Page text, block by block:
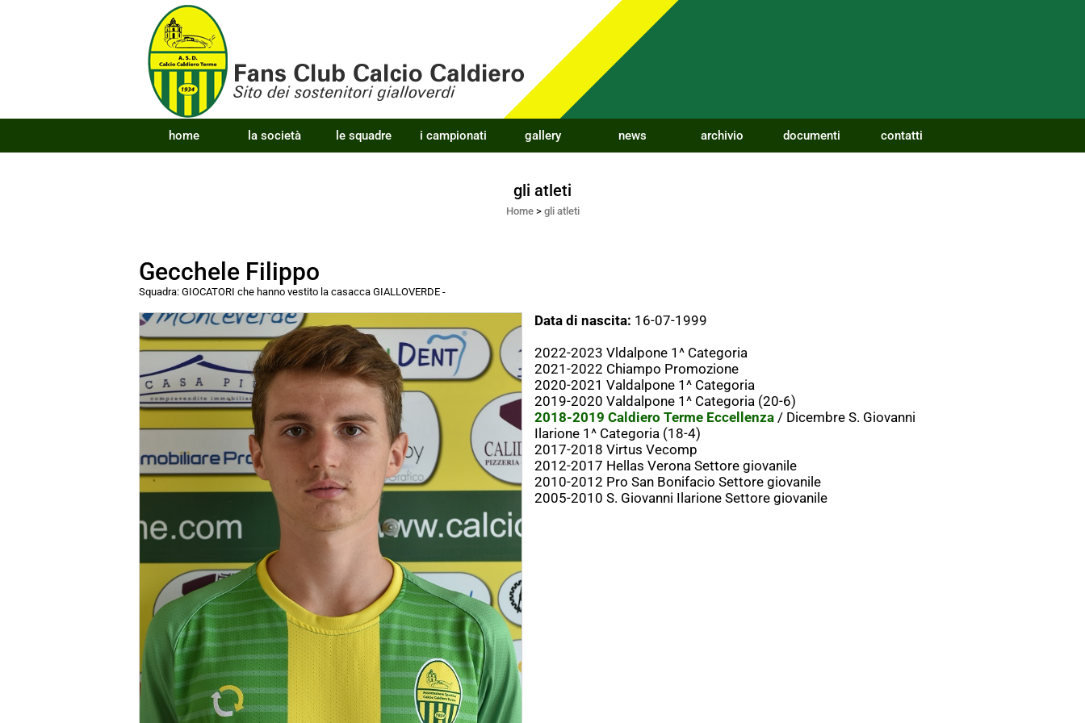
home la società le squadre i campionati gallery news archivio documenti contatti
gli atleti
Home> gli atleti
Gecchele Filippo
Squadra: GIOCATORI che hanno vestito la casacca GIALLOVERDE -
Data di nascita: 16-07-1999
2022-2023 Vldalpone 1^ Categoria
2021-2022 Chiampo Promozione
2020-2021 Valdalpone 1^ Categoria
2019-2020 Valdalpone 1^ Categoria (20-6)
2018-2019 Caldiero Terme Eccellenza / Dicembre S. Giovanni
Ilarione 1^ Categoria (18-4)
2017-2018 Virtus Vecomp
2012-2017 Hellas Verona Settore giovanile
2010-2012 Pro San Bonifacio Settore giovanile
2005-2010 S. Giovanni Ilarione Settore giovanile